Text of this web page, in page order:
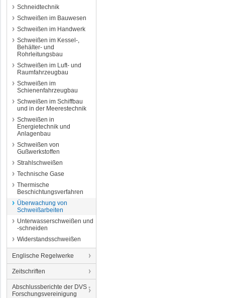
Schneidtechnik
Schweißen im Bauwesen
Schweißen im Handwerk
Schweißen im Kessel-,
Behälter- und
Rohrleitungsbau
Schweißen im Luft- und
Raumfahrzeugbau
Schweißen im
Schienenfahrzeugbau
Schweißen im Schiffbau
und in der Meerestechnik
Schweißen in
Energietechnik und
Anlagenbau
Schweißen von
Gußwerkstoffen
Strahlschweißen
Technische Gase
Thermische
Beschichtungsverfahren
Überwachung von
Schweißarbeiten
Unterwasserschweißen und
-schneiden
Widerstandsschweißen
Englische Regelwerke
Zeitschriften
Abschlussberichte der DVS -
Forschungsvereinigung